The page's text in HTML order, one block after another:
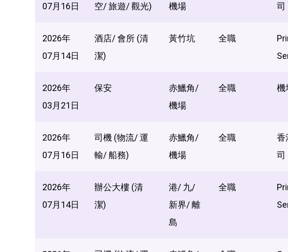
07月16日
空/ 旅遊/ 觀光)
機場
司
2026年
07月14日
酒店/ 會所 (清
潔)
黃竹坑 全職
2026年
03月21日
保安
赤鱲角/
機場
全職 機
2026年
07月16日
司機 (物流/ 運
輸/ 船務)
赤鱲角/
機場
全職
香
司
2026年
07月14日
辦公大樓 (清
潔)
港/ 九/
新界/ 離
島
全職